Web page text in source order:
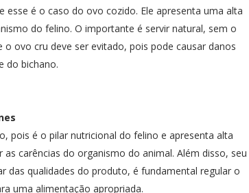
é o caso do ovo cozido. Ele apresenta uma alta
do felino. O importante é servir natural, sem o
ovo cru deve ser evitado, pois pode causar danos
do bichano.
pois é o pilar nutricional do felino e apresenta alta
carências do organismo do animal. Além disso, seu
das qualidades do produto, é fundamental regular o
uma alimentação apropriada.